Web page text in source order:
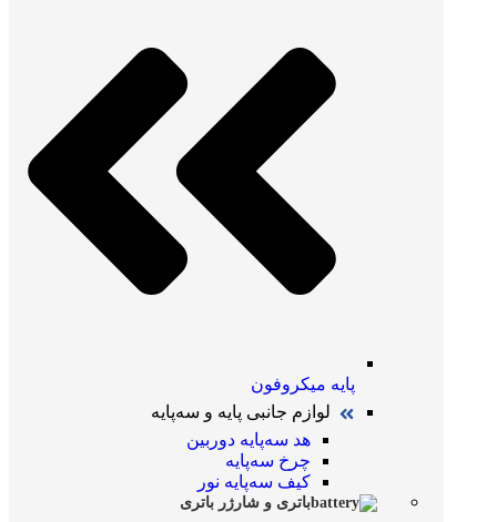
پایه میکروفون
لوازم جانبی پایه و سه‌پایه
هد سه‌پایه دوربین
چرخ سه‌پایه
کیف سه‌پایه نور
باتری و شارژر باتری